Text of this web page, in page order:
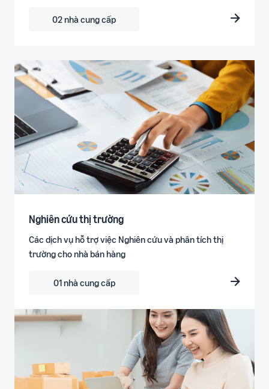
02 nhà cung cấp
Nghiên cứu thị trường
Các dịch vụ hỗ trợ việc Nghiên cứu và phân tích thị
trường cho nhà bán hàng
01 nhà cung cấp